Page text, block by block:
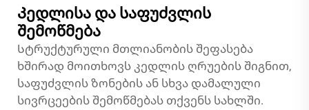
Კედლისა და საფუძვლის
შემოწმება
Სტრუქტურული მთლიანობის შეფასება
ხშირად მოითხოვს კედლის ღრუების შიგნით,
საფუძვლის ზონების ან სხვა დამალული
სივრცეების შემოწმებას თქვენს სახლში.